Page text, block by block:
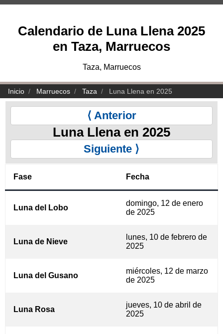
Calendario de Luna Llena 2025
en Taza, Marruecos
Taza, Marruecos
Inicio Marruecos Taza Luna Llena en 2025
⟨ Anterior
Luna Llena en 2025
Siguiente ⟩
Fase Fecha
Luna del Lobo
domingo, 12 de enero
de 2025
Luna de Nieve
lunes, 10 de febrero de
2025
Luna del Gusano
miércoles, 12 de marzo
de 2025
Luna Rosa
jueves, 10 de abril de
2025